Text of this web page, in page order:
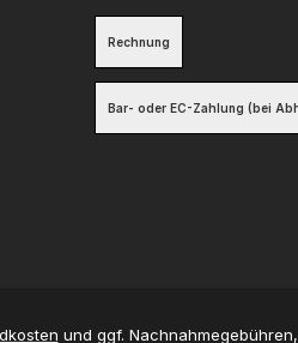
Rechnung
Bar- oder EC-Zahlung (bei
und ggf.